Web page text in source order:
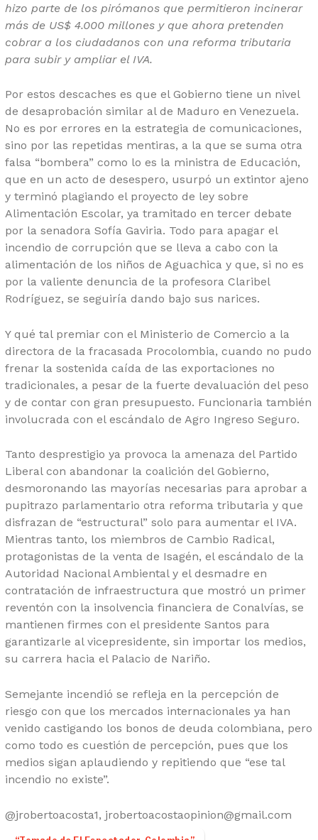
hizo parte de los pirómanos que permitieron incinerar
más de US$ 4.000 millones y que ahora pretenden
cobrar a los ciudadanos con una reforma tributaria
para subir y ampliar el IVA.
Por estos descaches es que el Gobierno tiene un nivel
de desaprobación similar al de Maduro en Venezuela.
No es por errores en la estrategia de comunicaciones,
sino por las repetidas mentiras, a la que se suma otra
falsa “bombera” como lo es la ministra de Educación,
que en un acto de desespero, usurpó un extintor ajeno
y terminó plagiando el proyecto de ley sobre
Alimentación Escolar, ya tramitado en tercer debate
por la senadora Sofía Gaviria. Todo para apagar el
incendio de corrupción que se lleva a cabo con la
alimentación de los niños de Aguachica y que, si no es
por la valiente denuncia de la profesora Claribel
Rodríguez, se seguiría dando bajo sus narices.
Y qué tal premiar con el Ministerio de Comercio a la
directora de la fracasada Procolombia, cuando no pudo
frenar la sostenida caída de las exportaciones no
tradicionales, a pesar de la fuerte devaluación del peso
y de contar con gran presupuesto. Funcionaria también
involucrada con el escándalo de Agro Ingreso Seguro.
Tanto desprestigio ya provoca la amenaza del Partido
Liberal con abandonar la coalición del Gobierno,
desmoronando las mayorías necesarias para aprobar a
pupitrazo parlamentario otra reforma tributaria y que
disfrazan de “estructural” solo para aumentar el IVA.
Mientras tanto, los miembros de Cambio Radical,
protagonistas de la venta de Isagén, el escándalo de la
Autoridad Nacional Ambiental y el desmadre en
contratación de infraestructura que mostró un primer
reventón con la insolvencia financiera de Conalvías, se
mantienen firmes con el presidente Santos para
garantizarle al vicepresidente, sin importar los medios,
su carrera hacia el Palacio de Nariño.
Semejante incendió se refleja en la percepción de
riesgo con que los mercados internacionales ya han
venido castigando los bonos de deuda colombiana, pero
como todo es cuestión de percepción, pues que los
medios sigan aplaudiendo y repitiendo que “ese tal
incendio no existe”.
@jrobertoacosta1, jrobertoacostaopinion@gmail.com